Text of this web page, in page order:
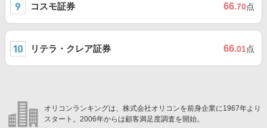
コスモ証券 66.70点
リテラ・クレア証券 66.01点
オリコンランキングは、株式会社オリコンを前身企業に1967年より
スタート。2006年からは顧客満足度調査を開始。